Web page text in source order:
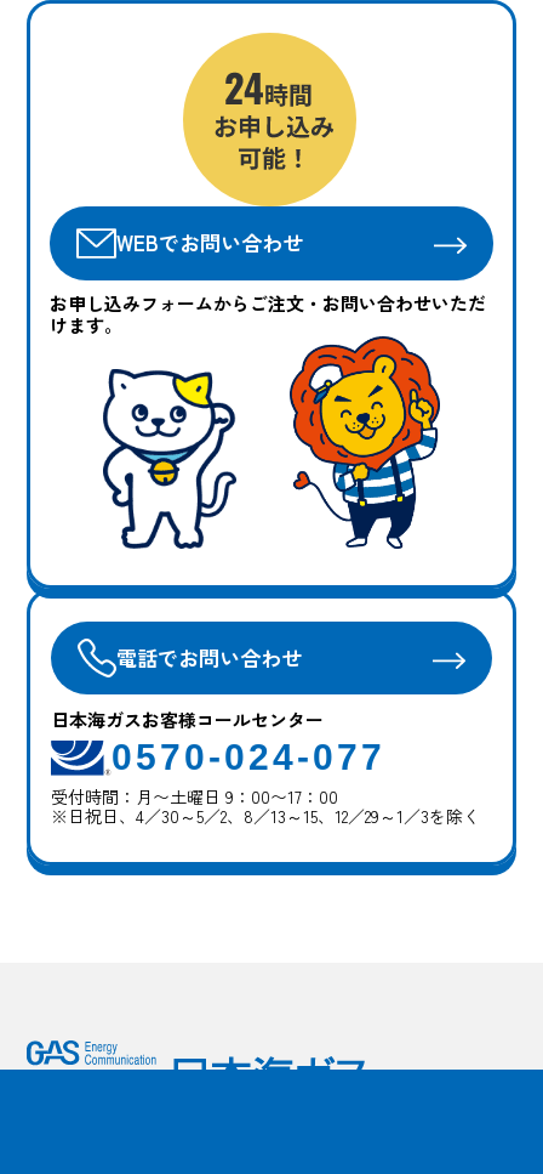
https://www.ngas.co.jp/motto-
WEBでお問い合わせ
お申し込みフォームからご注文・お問い合わせいただ
けます。
電話でお問い合わせ
日本海ガスお客様コールセンター
0570-024-077
受付時間：月〜土曜日 9：00〜17：00
※日祝日、4／30～5／2、8／13～15、12／29～1／3を除く